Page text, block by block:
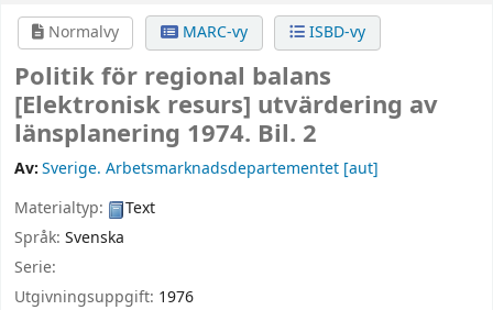
Normalvy
MARC-vy ISBD-vy
Politik för regional balans
[Elektronisk resurs] utvärdering av
länsplanering 1974. Bil. 2
Av:Sverige. Arbetsmarknadsdepartementet [aut]
Materialtyp:
Text
Språk: Svenska
Serie:
Utgivningsuppgift: 1976